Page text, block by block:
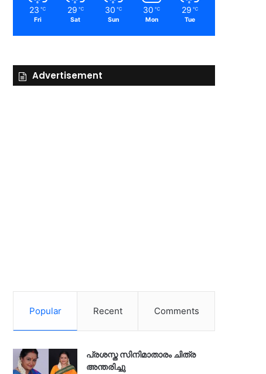
23 ℃
Fri
29 ℃
Sat
30 ℃
Sun
30 ℃
Mon
29 ℃
Tue
Advertisement
Popular Recent Comments
പ്രശസ്ത സിനിമാതാരം ചിത്ര
അന്തരിച്ചു